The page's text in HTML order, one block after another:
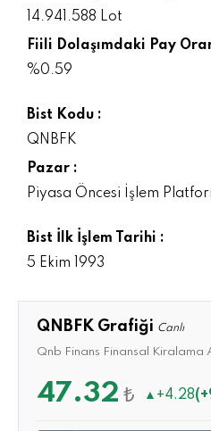
14.941.588 Lot
Fiili Dolaşımdaki Pay
%0.59
Bist Kodu :
QNBFK
Pazar :
Piyasa Öncesi İşlem
Bist İlk İşlem Tarihi :
5 Ekim 1993
QNBFK Grafiği Canlı
Qnb Finans Finansal Kiralama
47.32 ₺ ▲ +4.28